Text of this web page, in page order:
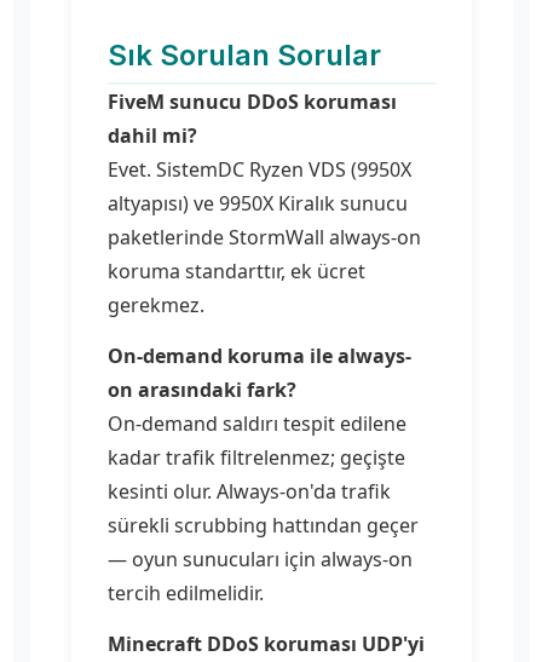
Sık Sorulan Sorular
FiveM sunucu DDoS koruması
dahil mi?
Evet. SistemDC Ryzen VDS (9950X
altyapısı) ve 9950X Kiralık sunucu
paketlerinde StormWall always-on
koruma standarttır, ek ücret
gerekmez.
On-demand koruma ile always-
on arasındaki fark?
On-demand saldırı tespit edilene
kadar trafik filtrelenmez; geçişte
kesinti olur. Always-on'da trafik
sürekli scrubbing hattından geçer
— oyun sunucuları için always-on
tercih edilmelidir.
Minecraft DDoS koruması UDP'yi